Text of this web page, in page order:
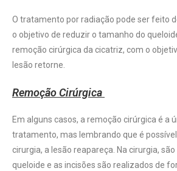
O tratamento por radiação pode ser feito
o objetivo de reduzir o tamanho do
remoção cirúrgica da cicatriz, com o
lesão retorne.
Remoção Cirúrgica
Em alguns casos, a remoção cirúrgica é a
tratamento, mas lembrando que é
cirurgia, a lesão reapareça. Na cirurgia,
queloide e as incisões são realizados de